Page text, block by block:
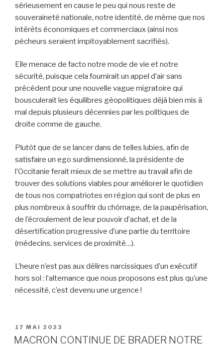
sérieusement en cause le peu qui nous reste de
souveraineté nationale, notre identité, de même que nos
intérêts économiques et commerciaux (ainsi nos
pêcheurs seraient impitoyablement sacrifiés).
Elle menace de facto notre mode de vie et notre
sécurité, puisque cela fournirait un appel d’air sans
précédent pour une nouvelle vague migratoire qui
bousculerait les équilibres géopolitiques déjà bien mis à
mal depuis plusieurs décennies par les politiques de
droite comme de gauche.
Plutôt que de se lancer dans de telles lubies, afin de
satisfaire un ego surdimensionné, la présidente de
l’Occitanie ferait mieux de se mettre au travail afin de
trouver des solutions viables pour améliorer le quotidien
de tous nos compatriotes en région qui sont de plus en
plus nombreux à souffrir du chômage, de la paupérisation,
de l’écroulement de leur pouvoir d’achat, et de la
désertification progressive d’une partie du territoire
(médecins, services de proximité…).
L’heure n’est pas aux délires narcissiques d’un exécutif
hors sol : l’alternance que nous proposons est plus qu’une
nécessité, c’est devenu une urgence !
PUBLIÉ
LE
17 MAI 2023
MACRON CONTINUE DE BRADER NOTRE